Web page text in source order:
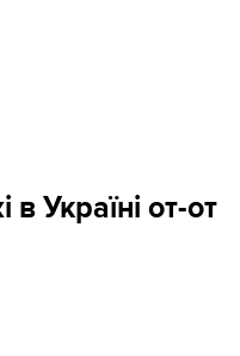
в Україні от-от